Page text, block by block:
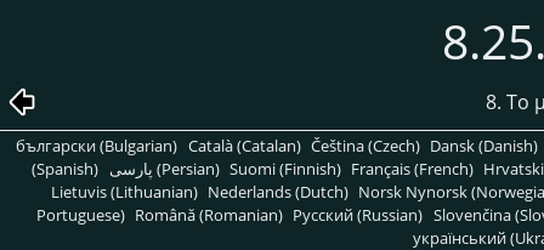
8. Το
български (Bulgarian) Català (Catalan) Čeština (Czech) Dansk (Danish)
(Spanish)
پارسی (Persian) Suomi (Finnish) Français (French)
Lietuvis (Lithuanian) Nederlands (Dutch) Norsk Nynorsk
Portuguese) Română (Romanian) Pусский (Russian) Slovenčina
український